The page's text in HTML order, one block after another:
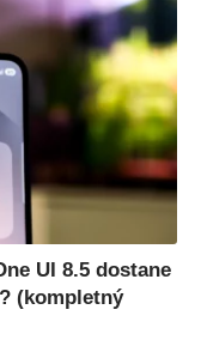
UI 8.5 dostane
(kompletný